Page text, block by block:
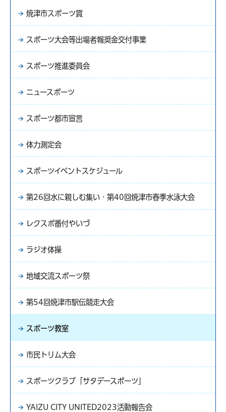
焼津市スポーツ賞
スポーツ大会等出場者報奨金交付事業
スポーツ推進委員会
ニュースポーツ
スポーツ都市宣言
体力測定会
スポーツイベントスケジュール
第26回水に親しむ集い・第40回焼津市春季水泳大会
レクスポ番付やいづ
ラジオ体操
地域交流スポーツ祭
第54回焼津市駅伝競走大会
スポーツ教室
市民トリム大会
スポーツクラブ「サタデースポーツ」
YAIZU CITY UNITED2023活動報告会